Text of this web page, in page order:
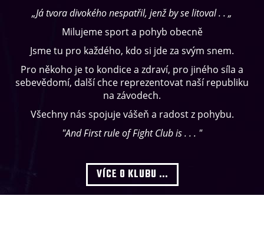
„Já tvora divokého nespatřil, jenž by se litoval . . „
Milujeme sport a pohyb obecně
Jsme tu pro každého, kdo si jde za svým snem.
Pro někoho je to kondice a zdraví, pro jiného síla a
sebevědomí, další chce reprezentovat naší republiku
na závodech.
Všechny nás spojuje vášeň a radost z pohybu.
"And First rule of Fight Club is . . . "
VÍCE O KLUBU ...